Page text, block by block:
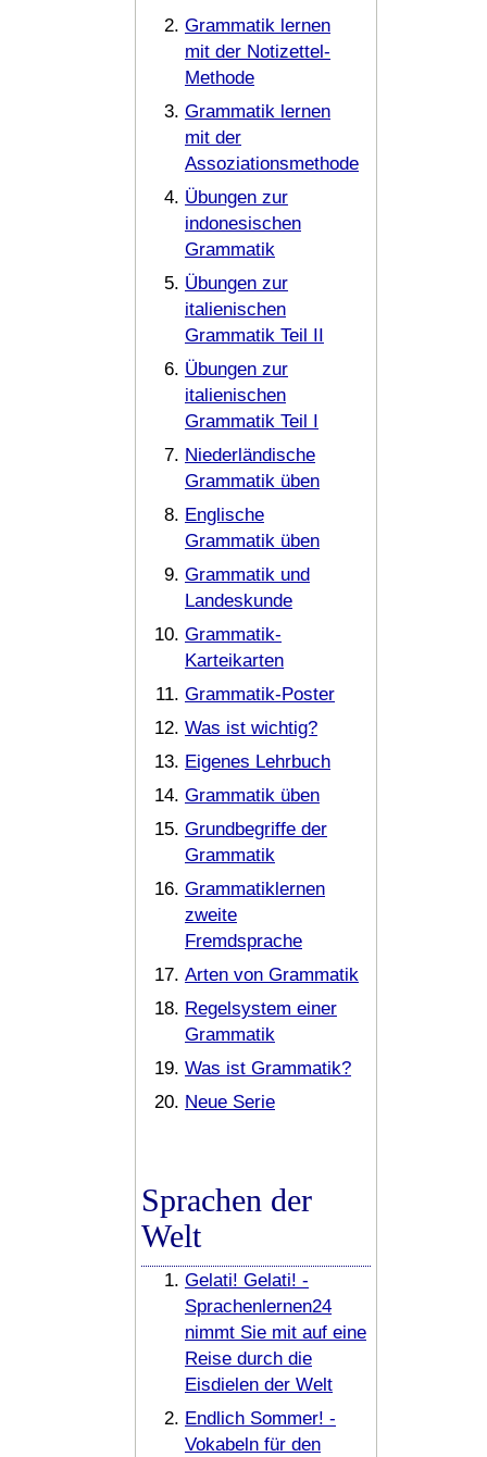
Grammatik lernen
mit der Notizettel-
Methode
Grammatik lernen
mit der
Assoziationsmethode
Übungen zur
indonesischen
Grammatik
Übungen zur
italienischen
Grammatik Teil II
Übungen zur
italienischen
Grammatik Teil I
Niederländische
Grammatik üben
Englische
Grammatik üben
Grammatik und
Landeskunde
Grammatik-
Karteikarten
Grammatik-Poster
Was ist wichtig?
Eigenes Lehrbuch
Grammatik üben
Grundbegriffe der
Grammatik
Grammatiklernen
zweite
Fremdsprache
Arten von Grammatik
Regelsystem einer
Grammatik
Was ist Grammatik?
Neue Serie
Sprachen der
Welt
Gelati! Gelati! -
Sprachenlernen24
nimmt Sie mit auf eine
Reise durch die
Eisdielen der Welt
Endlich Sommer! -
Vokabeln für den